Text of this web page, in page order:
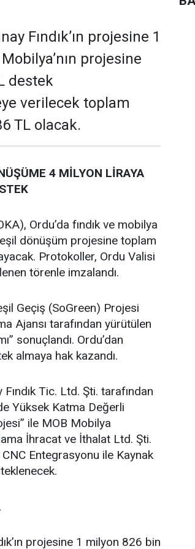
Fındık’ın projesine 1
projesine
destek
verilecek toplam
TL olacak.
4 MİLYON LİRAYA
Ordu’da fındık ve mobilya
dönüşüm projesine toplam
Protokoller, Ordu Valisi
törenle imzalandı.
Geçiş (SoGreen) Projesi
Ajansı tarafından yürütülen
sonuçlandı. Ordu’dan
almaya hak kazandı.
Tic. Ltd. Şti. tarafından
Yüksek Katma Değerli
ile MOB Mobilya
İhracat ve İthalat Ltd. Şti.
Entegrasyonu ile Kaynak
projesine 1 milyon 826 bin